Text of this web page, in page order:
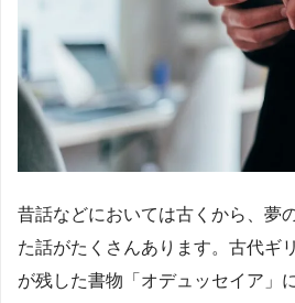
昔話などにおいては古くから、夢
た話がたくさんあります。古代ギ
が残した書物「オデュッセイア」